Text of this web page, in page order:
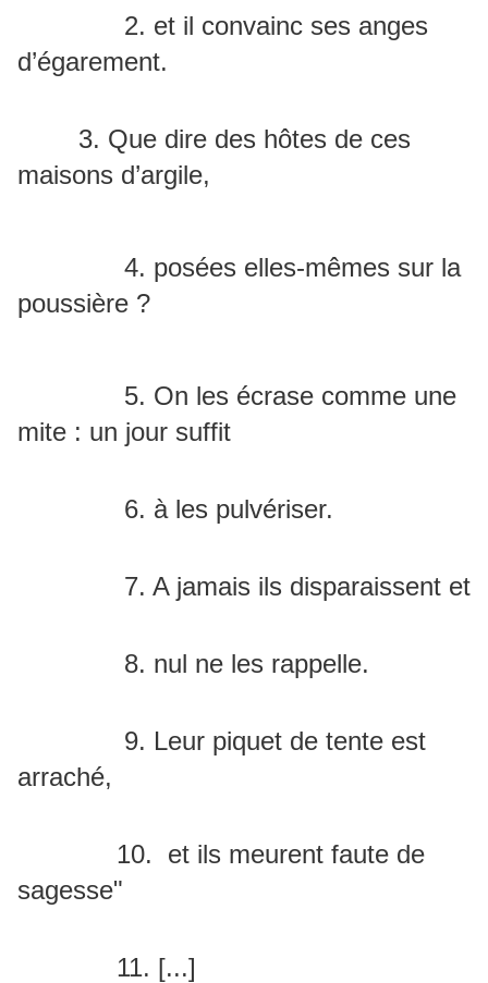
2. et il convainc ses anges
d’égarement.
3. Que dire des hôtes de ces
maisons d’argile,
4. posées elles-mêmes sur la
poussière ?
5. On les écrase comme une
mite : un jour suffit
6. à les pulvériser.
7. A jamais ils disparaissent et
8. nul ne les rappelle.
9. Leur piquet de tente est
arraché,
10. et ils meurent faute de
sagesse"
11. [...]